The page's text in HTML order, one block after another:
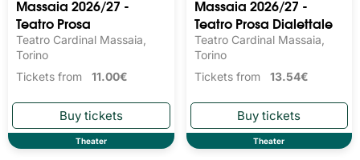
Massaia 2026/27 -
Teatro Prosa
Teatro Cardinal Massaia,
Torino
Tickets from 11.00€
Theater
Massaia 2026/27 -
Teatro Prosa Dialettale
Teatro Cardinal Massaia,
Torino
Tickets from 13.54€
Theater